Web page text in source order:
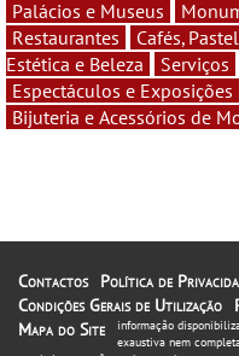
Palácios e Museus
Restaurantes
Cafés,
Estética e Beleza
Serviços
Espectáculos e Exposições
Bijuteria e Acessórios de
Contactos
Política de
Condições Gerais de Utilização
Mapa do Site
informação
exaustiva nem